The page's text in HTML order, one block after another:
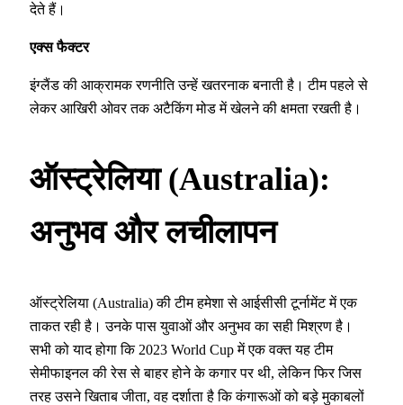
देते हैं।
एक्स फैक्टर
इंग्लैंड की आक्रामक रणनीति उन्हें खतरनाक बनाती है। टीम पहले से
लेकर आखिरी ओवर तक अटैकिंग मोड में खेलने की क्षमता रखती है।
ऑस्ट्रेलिया (Australia):
अनुभव और लचीलापन
ऑस्ट्रेलिया (Australia) की टीम हमेशा से आईसीसी टूर्नामेंट में एक
ताकत रही है। उनके पास युवाओं और अनुभव का सही मिश्रण है।
सभी को याद होगा कि 2023 World Cup में एक वक्त यह टीम
सेमीफाइनल की रेस से बाहर होने के कगार पर थी, लेकिन फिर जिस
तरह उसने खिताब जीता, वह दर्शाता है कि कंगारूओं को बड़े मुकाबलों